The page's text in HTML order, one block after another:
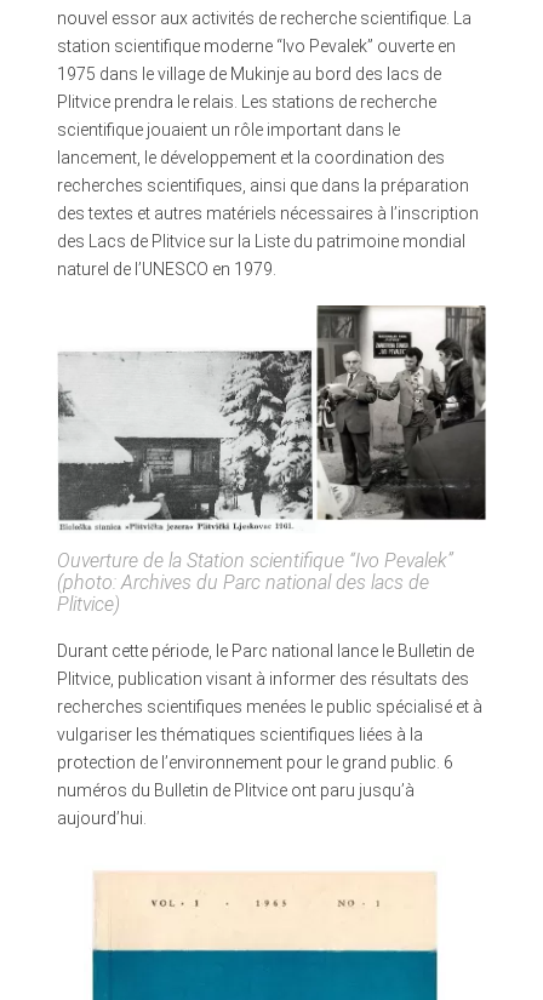
nouvel essor aux activités de recherche scientifique. La
station scientifique moderne “Ivo Pevalek” ouverte en
1975 dans le village de Mukinje au bord des lacs de
Plitvice prendra le relais. Les stations de recherche
scientifique jouaient un rôle important dans le
lancement, le développement et la coordination des
recherches scientifiques, ainsi que dans la préparation
des textes et autres matériels nécessaires à l’inscription
des Lacs de Plitvice sur la Liste du patrimoine mondial
naturel de l’UNESCO en 1979.
Ouverture de la Station scientifique “Ivo Pevalek”
(photo: Archives du Parc national des lacs de
Plitvice)
Durant cette période, le Parc national lance le Bulletin de
Plitvice, publication visant à informer des résultats des
recherches scientifiques menées le public spécialisé et à
vulgariser les thématiques scientifiques liées à la
protection de l’environnement pour le grand public. 6
numéros du Bulletin de Plitvice ont paru jusqu’à
aujourd’hui.